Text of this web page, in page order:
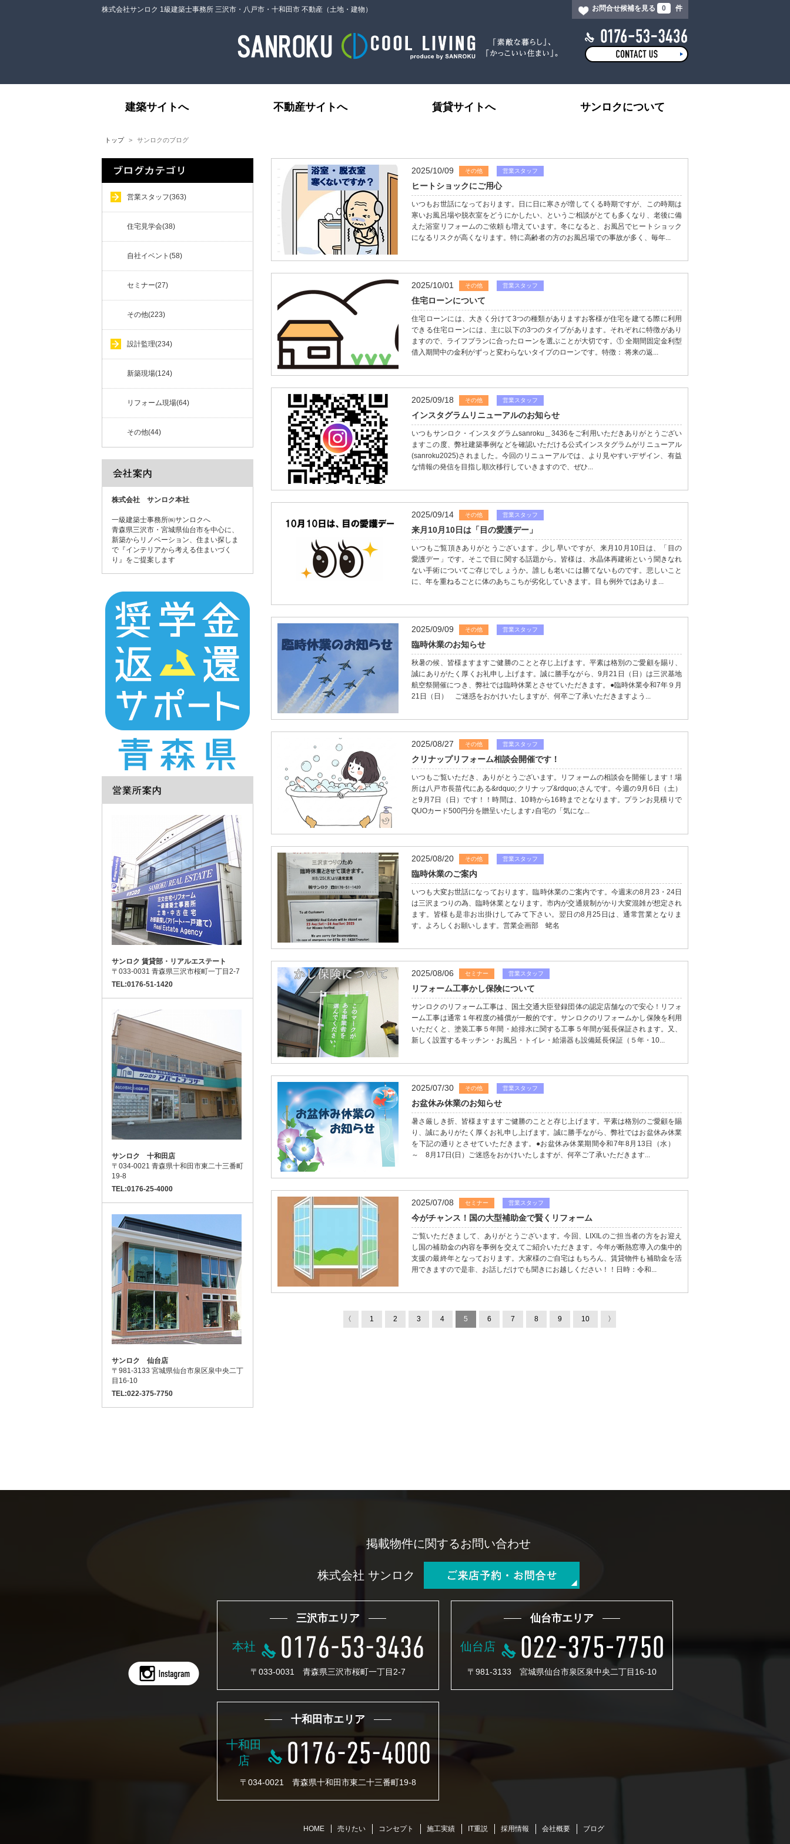
株式会社サンロク 1級建築士事務所 三沢市・八戸市・十和田市 不動産（土地・建物） お問合せ候補を見る 0 件
建築サイトへ 不動産サイトへ 賃貸サイトへ サンロクについて
トップ サンロクのブログ
2025/10/09 その他 営業スタッフ
ヒートショックにご用心
いつもお世話になっております。日に日に寒さが増してくる時期ですが、この時期は
寒いお風呂場や脱衣室をどうにかしたい、というご相談がとても多くなり、老後に備
えた浴室リフォームのご依頼も増えています。冬になると、お風呂でヒートショック
になるリスクが高くなります。特に高齢者の方のお風呂場での事故が多く、毎年...
2025/10/01 その他 営業スタッフ
住宅ローンについて
住宅ローンには、大きく分けて3つの種類がありますお客様が住宅を建てる際に利用
できる住宅ローンには、主に以下の3つのタイプがあります。それぞれに特徴があり
ますので、ライフプランに合ったローンを選ぶことが大切です。① 全期間固定金利型
借入期間中の金利がずっと変わらないタイプのローンです。特徴： 将来の返...
2025/09/18 その他 営業スタッフ
インスタグラムリニューアルのお知らせ
いつもサンロク・インスタグラムsanroku＿3436をご利用いただきありがとうござい
ますこの度、弊社建築事例などを確認いただける公式インスタグラムがリニューアル
(sanroku2025)されました。今回のリニューアルでは、より見やすいデザイン、有益
な情報の発信を目指し順次移行していきますので、ぜひ...
2025/09/14 その他 営業スタッフ
来月10月10日は「目の愛護デー」
いつもご覧頂きありがとうございます。少し早いですが、来月10月10日は、「目の
愛護デー」です。そこで目に関する話題から。皆様は、水晶体再建術という聞きなれ
ない手術についてご存じでしょうか。誰しも老いには勝てないものです。悲しいこと
に、年を重ねるごとに体のあちこちが劣化していきます。目も例外ではありま...
2025/09/09 その他 営業スタッフ
臨時休業のお知らせ
秋暑の候、皆様ますますご健勝のことと存じ上げます。平素は格別のご愛顧を賜り、
誠にありがたく厚くお礼申し上げます。誠に勝手ながら、9月21日（日）は三沢基地
航空祭開催につき、弊社では臨時休業とさせていただきます。●臨時休業令和7年９月
21日（日） ご迷惑をおかけいたしますが、何卒ご了承いただきますよう...
2025/08/27 その他 営業スタッフ
クリナップリフォーム相談会開催です！
いつもご覧いただき、ありがとうございます。リフォームの相談会を開催します！場
所は八戸市長苗代にある&rdquo;クリナップ&rdquo;さんです。今週の9月6日（土）
と9月7日（日）です！！時間は、10時から16時までとなります。プランお見積りで
QUOカード500円分を贈呈いたします♪自宅の「気にな...
2025/08/20 その他 営業スタッフ
臨時休業のご案内
いつも大変お世話になっております。臨時休業のご案内です。今週末の8月23・24日
は三沢まつりの為、臨時休業となります。市内が交通規制がかり大変混雑が想定され
ます。皆様も是非お出掛けしてみて下さい。翌日の8月25日は、通常営業となりま
す。よろしくお願いします。営業企画部 蛯名
2025/08/06 セミナー 営業スタッフ
リフォーム工事かし保険について
サンロクのリフォーム工事は、国土交通大臣登録団体の認定店舗なので安心！リフォ
ーム工事は通常１年程度の補償が一般的です。サンロクのリフォームかし保険を利用
いただくと、塗装工事５年間・給排水に関する工事５年間が延長保証されます。又、
新しく設置するキッチン・お風呂・トイレ・給湯器も設備延長保証（５年・10...
2025/07/30 その他 営業スタッフ
お盆休み休業のお知らせ
暑さ厳しき折、皆様ますますご健勝のことと存じ上げます。平素は格別のご愛顧を賜
り、誠にありがたく厚くお礼申し上げます。誠に勝手ながら、弊社ではお盆休み休業
を下記の通りとさせていただきます。●お盆休み休業期間令和7年8月13日（水）
～ 8月17日(日）ご迷惑をおかけいたしますが、何卒ご了承いただきます...
2025/07/08 セミナー 営業スタッフ
今がチャンス！国の大型補助金で賢くリフォーム
ご覧いただきまして、ありがとうございます。今回、LIXILのご担当者の方をお迎え
し国の補助金の内容を事例を交えてご紹介いただきます。今年が断熱窓導入の集中的
支援の最終年となっております。大家様のご自宅はもちろん、賃貸物件も補助金を活
用できますので是非、お話しだけでも聞きにお越しください！！日時：令和...
〈 1 2 3 4 5 6 7 8 9 10 〉
営業スタッフ(363)
住宅見学会(38)
自社イベント(58)
セミナー(27)
その他(223)
設計監理(234)
新築現場(124)
リフォーム現場(64)
その他(44)
株式会社 サンロク本社
一級建築士事務所㈱サンロクへ
青森県三沢市・宮城県仙台市を中心に、
新築からリノベーション、住まい探しま
で『インテリアから考える住まいづく
り』をご提案します
サンロク 賃貸部・リアルエステート
〒033-0031 青森県三沢市桜町一丁目2-7
TEL:0176-51-1420
サンロク 十和田店
〒034-0021 青森県十和田市東二十三番町
19-8
TEL:0176-25-4000
サンロク 仙台店
〒981-3133 宮城県仙台市泉区泉中央二丁
目16-10
TEL:022-375-7750
掲載物件に関するお問い合わせ
株式会社 サンロク
三沢市エリア
本社
〒033-0031 青森県三沢市桜町一丁目2-7
仙台市エリア
仙台店
〒981-3133 宮城県仙台市泉区泉中央二丁目16-10
十和田市エリア
十和田
店
〒034-0021 青森県十和田市東二十三番町19-8
HOME 売りたい コンセプト 施工実績 IT重説 採用情報 会社概要 ブログ